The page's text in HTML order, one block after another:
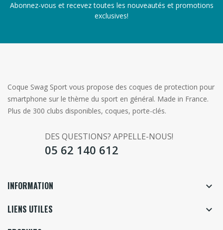
Abonnez-vous et recevez toutes les nouveautés et promotions
exclusives!
Coque Swag Sport vous propose des coques de protection pour
smartphone sur le thème du sport en général. Made in France.
Plus de 300 clubs disponibles, coques, porte-clés.
DES QUESTIONS? APPELLE-NOUS!
05 62 140 612
INFORMATION

LIENS UTILES
